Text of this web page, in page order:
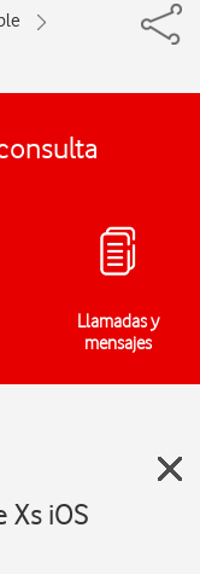
Llamadas y
mensajes
iOS